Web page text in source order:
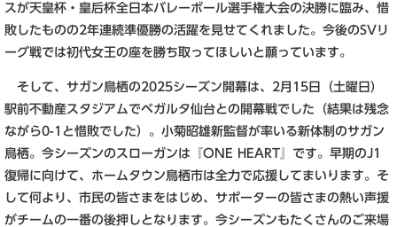
スが天皇杯・皇后杯全日本バレーボール選手権大会の決勝に臨み、惜
敗したものの2年連続準優勝の活躍を見せてくれました。今後のSVリ
ーグ戦では初代女王の座を勝ち取ってほしいと願っています。
そして、サガン鳥栖の2025シーズン開幕は、2月15日（土曜日）
駅前不動産スタジアムでベガルタ仙台との開幕戦でした（結果は残念
ながら0-1と惜敗でした）。小菊昭雄新監督が率いる新体制のサガン
鳥栖。今シーズンのスローガンは『ONE HEART』です。早期のJ1
復帰に向けて、ホームタウン鳥栖市は全力で応援してまいります。そ
して何より、市民の皆さまをはじめ、サポーターの皆さまの熱い声援
がチームの一番の後押しとなります。今シーズンもたくさんのご来場